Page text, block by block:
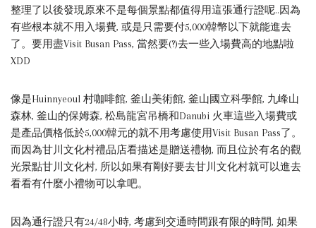
整理了以後發現原來不是每個景點都值得用這張通行證呢..因為
有些根本就不用入場費, 或是只需要付5,000韓幣以下就能進去
了。要用盡Visit Busan Pass, 當然要(?)去一些入場費高的地點啦
XDD
像是Huinnyeoul 村咖啡館, 釜山美術館, 釜山國立科學館, 九峰山
森林, 釜山的保姆森, 松島龍宮吊橋和Danubi 火車這些入場費或
是產品價格低於5,000韓元的就不用考慮使用Visit Busan Pass了。
而因為甘川文化村禮品店看描述是贈送禮物, 而且位於有名的觀
光景點甘川文化村, 所以如果有剛好要去甘川文化村就可以進去
看看有什麼小禮物可以拿吧。
因為通行證只有24/48小時, 考慮到交通時間跟有限的時間, 如果